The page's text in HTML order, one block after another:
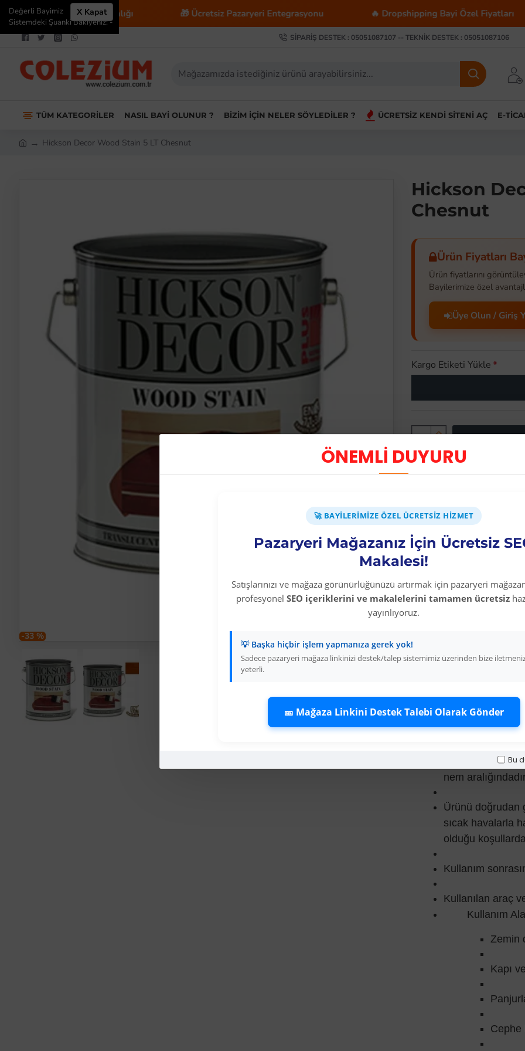
ÖNEMLİ DUYURU
🚀 BAYILERIMIZE ÖZEL ÜCRETSIZ HIZMET
Pazaryeri Mağazanız İçin Ücretsiz
Makalesi!
Satışlarınızı ve mağaza görünürlüğünüzü artırmak için pazaryeri
profesyonel SEO içeriklerini ve makalelerini tamamen ücretsiz
yayınlıyoruz.
💡 Başka hiçbir işlem yapmanıza gerek yok!
Sadece pazaryeri mağaza linkinizi destek/talep sistemimiz üzerinden bize
yeterli.
🎫 Mağaza Linkini Destek Talebi Olarak Gönder
Bu
📈 E-Ticaret Danışmanlığı 🎁 Ücretsiz Pazaryeri Entegrasyonu 🔥 Dropshipping Bayi Özel Fiyatları
SIPARIŞ DESTEK : 05051087107 -- TEKNIK DESTEK : 05051087106
TÜM KATEGORILER NASIL BAYI OLUNUR ? BIZIM İÇIN NELER SÖYLEDILER ? ÜCRETSIZ KENDI SITENI AÇ E-
X Kapat
Değerli Bayimiz
Sistemdeki Şuanki Bakiyeniz: -
Hickson Decor Wood Stain 5 LT Chesnut
-33 %
Hickson
Chesnut
Ürün Fiyatları
Ürün fiyatlarını
Bayilerimize özel
Üye Olun / Giriş
Kargo Etiketi Yükle
ÜRÜN AÇIKLAMASI
Hickson Decor Wood
Ürün kullanıma
Kullanmadan
Uygulanacak
Ürünün genel
nem
Ürünü doğrudan
sıcak havalarla
olduğu
Kullanım
Kullanılan araç
Kullanım
Zemin
Kapı
Cephe
-64 %
Üyelere Özel Fiyat
Üye Olunuz
SEPETE EKLE